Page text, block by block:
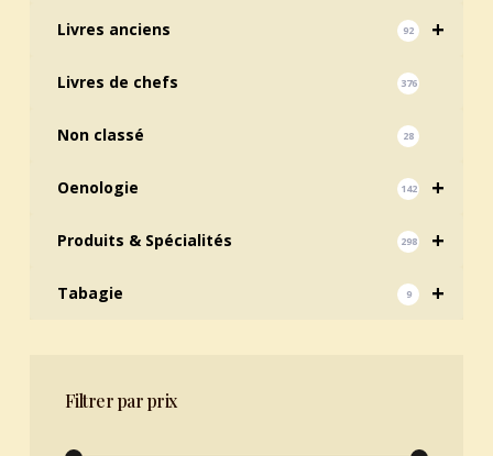
+
Livres anciens 92
Livres de chefs 376
Non classé 28
+
Oenologie 142
+
Produits & Spécialités 298
+
Tabagie 9
Filtrer par prix